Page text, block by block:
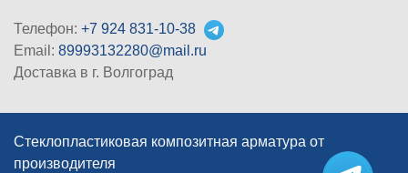
Телефон: +7 924 831-10-38
Email: 89993132280@mail.ru
Доставка в г. Волгоград
Стеклопластиковая композитная арматура от
производителя